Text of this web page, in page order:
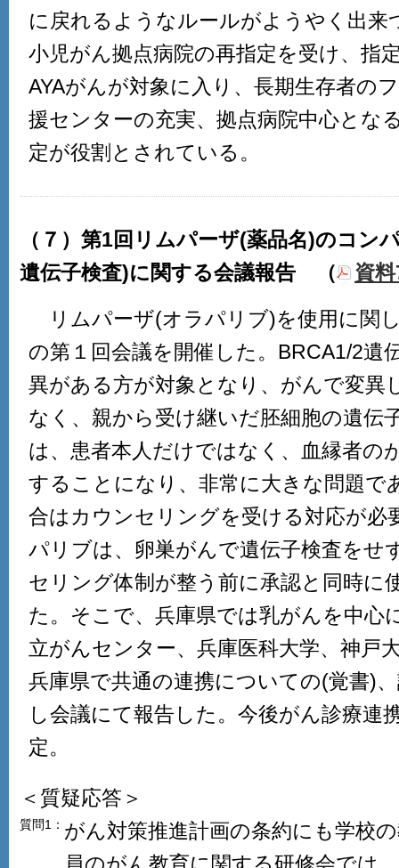
に戻れるようなルールがようやく出来
小児がん拠点病院の再指定を受け、指
AYAがんが対象に入り、長期生存者の
援センターの充実、拠点病院中心とな
定が役割とされている。
（７）第1回リムパーザ(薬品名)のコン
遺伝子検査)に関する会議報告 （
資
リムパーザ(オラパリブ)を使用に関
の第１回会議を開催した。BRCA1/2遺
異がある方が対象となり、がんで変異
なく、親から受け継いだ胚細胞の遺伝
は、患者本人だけではなく、血縁者の
することになり、非常に大きな問題で
合はカウンセリングを受ける対応が必
パリブは、卵巣がんで遺伝子検査をせ
セリング体制が整う前に承認と同時に
た。そこで、兵庫県では乳がんを中心
立がんセンター、兵庫医科大学、神戸
兵庫県で共通の連携についての(覚書)
し会議にて報告した。今後がん診療連
定。
＜質疑応答＞
質問1： がん対策推進計画の条約にも学校